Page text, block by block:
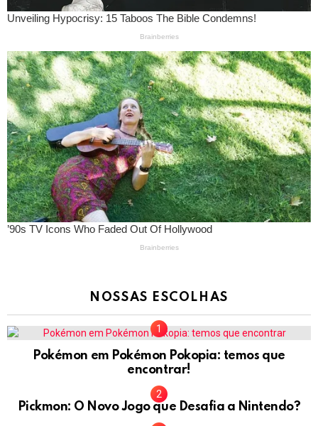
NOSSAS ESCOLHAS
Pokémon em Pokémon Pokopia: temos que
encontrar!
Pickmon: O Novo Jogo que Desafia a Nintendo?